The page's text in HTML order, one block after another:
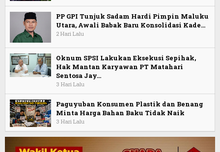
PP GPI Tunjuk Sadam Hardi Pimpin Maluku
Utara, Awali Babak Baru Konsolidasi Kade…
2 Hari Lalu
Oknum SPSI Lakukan Eksekusi Sepihak,
Hak Mantan Karyawan PT Matahari
Sentosa Jay…
3 Hari Lalu
Paguyuban Konsumen Plastik dan Benang
Minta Harga Bahan Baku Tidak Naik
3 Hari Lalu